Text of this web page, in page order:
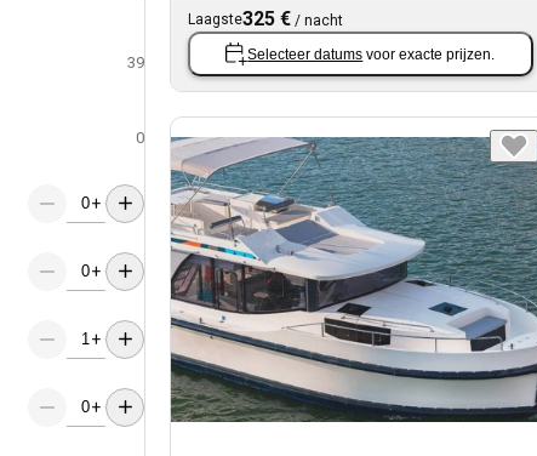
39
0
+
+
+
+
Laagste325 € / nacht
Selecteer datums voor exacte prijzen.